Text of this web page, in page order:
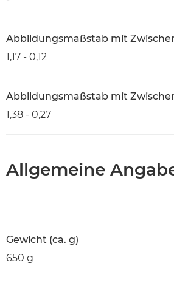
Abbildungsmaßstab mit
1,17 - 0,12
Abbildungsmaßstab mit
1,38 - 0,27
Allgemeine
Gewicht (ca. g)
650 g